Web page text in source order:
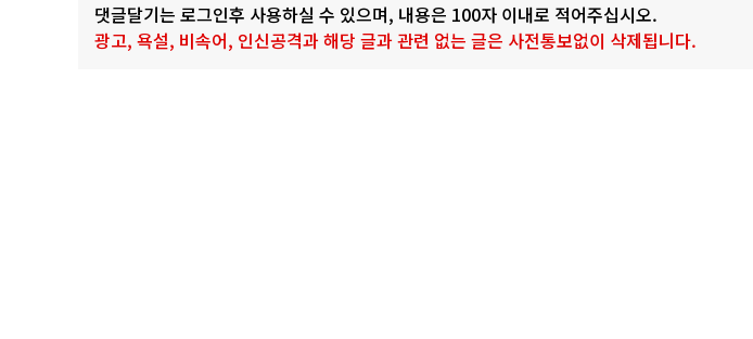
댓글달기는 로그인후 사용하실 수 있으며, 내용은 100자 이내로 적어주십시오.
광고, 욕설, 비속어, 인신공격과 해당 글과 관련 없는 글은 사전통보없이 삭제됩니다.